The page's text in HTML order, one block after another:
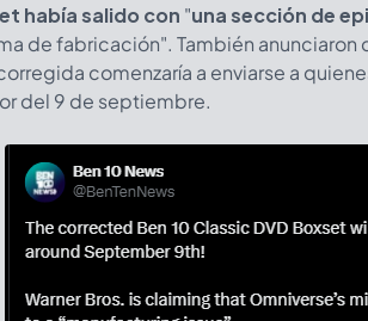
había salido con "una sección de
de fabricación". También anunciaron
comenzaría a enviarse a
del 9 de septiembre.